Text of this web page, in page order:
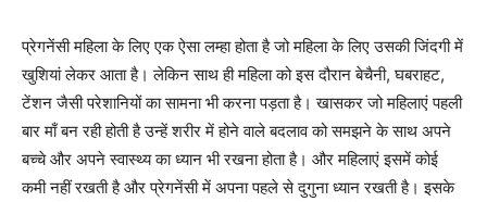
प्रेगनेंसी महिला के लिए एक ऐसा लम्हा होता है जो महिला के लिए उसकी जिंदगी में
खुशियां लेकर आता है। लेकिन साथ ही महिला को इस दौरान बेचैनी, घबराहट,
टेंशन जैसी परेशानियों का सामना भी करना पड़ता है। खासकर जो महिलाएं पहली
बार माँ बन रही होती है उन्हें शरीर में होने वाले बदलाव को समझने के साथ अपने
बच्चे और अपने स्वास्थ्य का ध्यान भी रखना होता है। और महिलाएं इसमें कोई
कमी नहीं रखती है और प्रेगनेंसी में अपना पहले से दुगुना ध्यान रखती है। इसके